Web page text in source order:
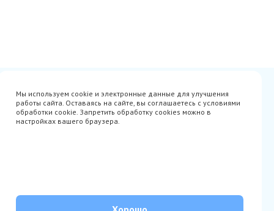
Avito
Акции
Гарантия
Оплата
Производители
Мы используем cookie и электронные данные для улучшения
работы сайта. Оставаясь на сайте, вы соглашаетесь с условиями
обработки cookie. Запретить обработку cookies можно в
настройках вашего браузера.